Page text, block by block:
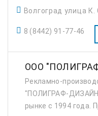
Волгоград улица
8 (8442) 91-77-46
ООО
Рекламно-
"ПОЛИГРАФ-
рынке с 1994 года.